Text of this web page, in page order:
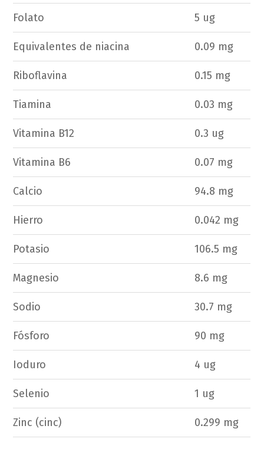
Folato 5 ug
Equivalentes de niacina 0.09 mg
Riboflavina 0.15 mg
Tiamina 0.03 mg
Vitamina B12 0.3 ug
Vitamina B6 0.07 mg
Calcio 94.8 mg
Hierro 0.042 mg
Potasio 106.5 mg
Magnesio 8.6 mg
Sodio 30.7 mg
Fósforo 90 mg
Ioduro 4 ug
Selenio 1 ug
Zinc (cinc) 0.299 mg